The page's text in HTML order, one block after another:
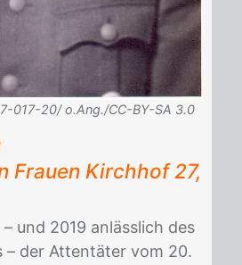
017-20/ o.Ang./CC-BY-SA 3.0
Frau­en Kirch­hof 27,
und 2019 an­läss­lich des
– der At­ten­tä­ter vom 20.